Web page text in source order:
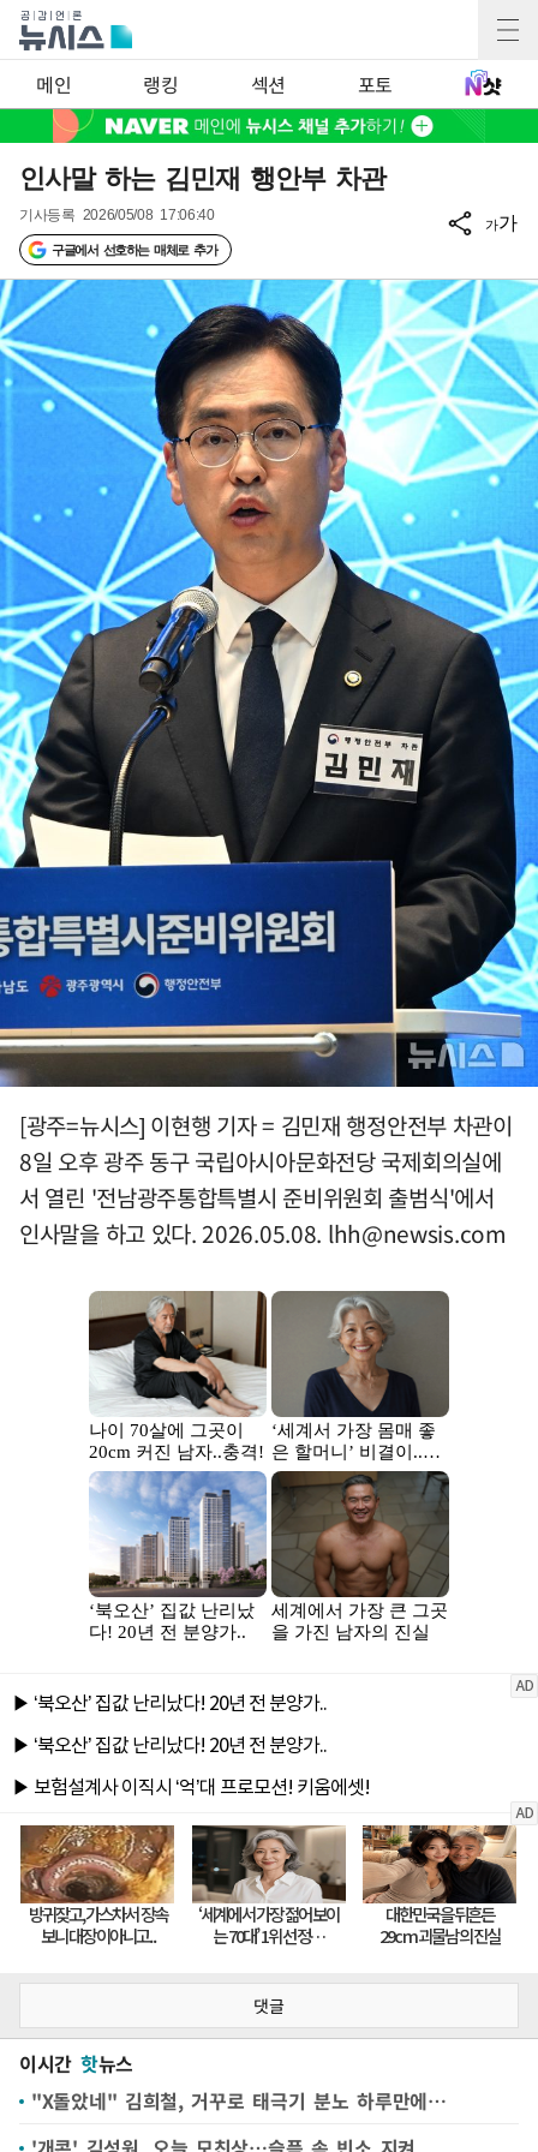
메인 랭킹 섹션 포토
인사말 하는 김민재 행안부 차관
기사등록 2026/05/08 17:06:40
구글에서 선호하는 매체로 추가
가가
[광주=뉴시스] 이현행 기자 = 김민재 행정안전부 차관이
8일 오후 광주 동구 국립아시아문화전당 국제회의실에
서 열린 '전남광주통합특별시 준비위원회 출범식'에서
인사말을 하고 있다. 2026.05.08. lhh@newsis.com
댓글
이시간 핫뉴스
"X돌았네" 김희철, 거꾸로 태극기 분노 하루만에…